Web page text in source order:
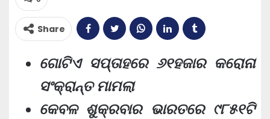
Share
ଗୋଟିଏ ସପ୍ତାହରେ ୬୧ହଜାର କରୋନା
ସଂକ୍ରାନ୍ତ ମାମଲା
କେବଳ ଶୁକ୍ରବାର ଭାରତରେ ୯୮୫୧ଟି